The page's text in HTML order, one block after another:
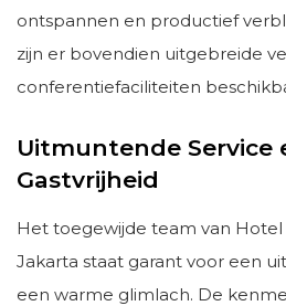
ontspannen en productief
zijn er bovendien uitgebreide
conferentiefaciliteiten
Uitmuntende Service
Gastvrijheid
Het toegewijde team van Hotel
Jakarta staat garant voor een
een warme glimlach. De